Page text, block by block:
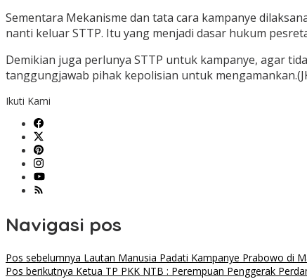
Sementara Mekanisme dan tata cara kampanye
nanti keluar STTP. Itu yang menjadi dasar hukum
Demikian juga perlunya STTP untuk kampanye, agar
tanggungjawab pihak kepolisian untuk
Ikuti Kami
Navigasi pos
Pos sebelumnya Lautan Manusia Padati Kampanye Prabowo di
Pos berikutnya Ketua TP PKK NTB : Perempuan Penggerak